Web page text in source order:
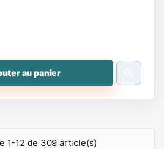
au panier
1-12 de 309 article(s)